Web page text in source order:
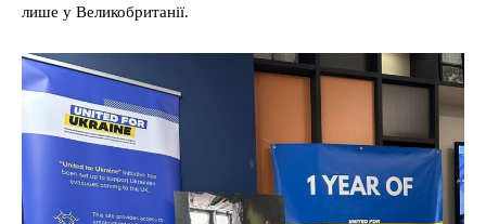
лише у Великобританії.